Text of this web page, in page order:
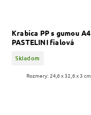
Krabica PP s gumou A4
PASTELINI fialová
Skladom
Rozmery: 24,6 x 32,6 x 3 cm